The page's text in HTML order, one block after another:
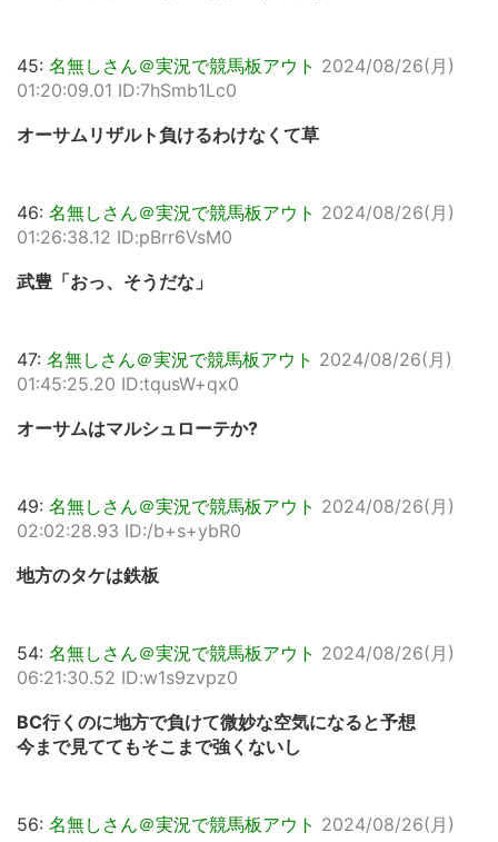
45: 名無しさん＠実況で競馬板アウト 2024/08/26(月)
01:20:09.01 ID:7hSmb1Lc0
オーサムリザルト負けるわけなくて草
46: 名無しさん＠実況で競馬板アウト 2024/08/26(月)
01:26:38.12 ID:pBrr6VsM0
武豊「おっ、そうだな」
47: 名無しさん＠実況で競馬板アウト 2024/08/26(月)
01:45:25.20 ID:tqusW+qx0
オーサムはマルシュローテか?
49: 名無しさん＠実況で競馬板アウト 2024/08/26(月)
02:02:28.93 ID:/b+s+ybR0
地方のタケは鉄板
54: 名無しさん＠実況で競馬板アウト 2024/08/26(月)
06:21:30.52 ID:w1s9zvpz0
BC行くのに地方で負けて微妙な空気になると予想
今まで見ててもそこまで強くないし
56: 名無しさん＠実況で競馬板アウト 2024/08/26(月)